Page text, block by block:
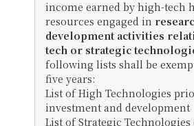
income earned by high-tech
resources engaged in
development activities
tech or strategic
following lists shall be
five years:
List of High Technologies
investment and development
List of Strategic Technologies